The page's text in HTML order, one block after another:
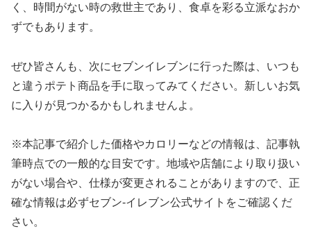
く、時間がない時の救世主であり、食卓を彩る立派なおか
ずでもあります。
ぜひ皆さんも、次にセブンイレブンに行った際は、いつも
と違うポテト商品を手に取ってみてください。新しいお気
に入りが見つかるかもしれませんよ。
※本記事で紹介した価格やカロリーなどの情報は、記事執
筆時点での一般的な目安です。地域や店舗により取り扱い
がない場合や、仕様が変更されることがありますので、正
確な情報は必ずセブン-イレブン公式サイトをご確認くだ
さい。